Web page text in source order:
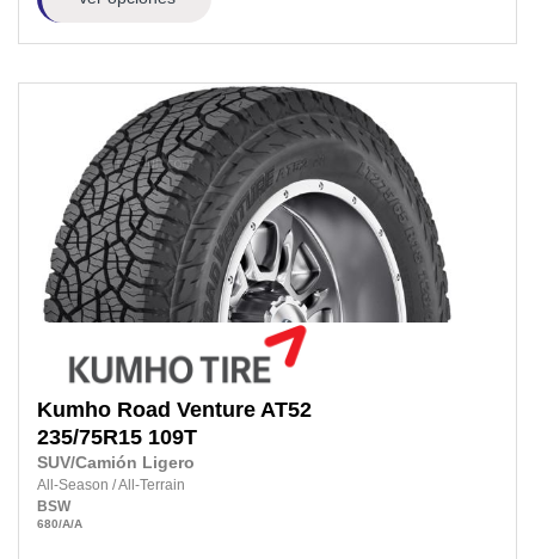
Kumho Road Venture AT52
235/75R15 109T
SUV/Camión Ligero
All-Season /All-Terrain
BSW
680/A/A